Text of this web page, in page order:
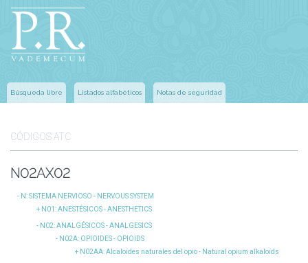
Búsqueda libre Listados alfabéticos Notas de seguridad
CÓDIGOS ATC
N02AX02
N: SISTEMA NERVIOSO - NERVOUS SYSTEM
N01 : ANESTÉSICOS - ANESTHETICS
N02: ANALGÉSICOS - ANALGESICS
N02A: OPIOIDES - OPIOIDS
N02AA: Alcaloides naturales del opio - Natural opium alkaloids